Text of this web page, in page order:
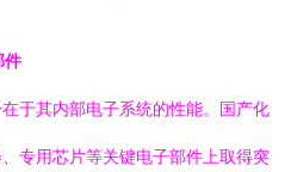
件
于其内部电子系统的性能。国产化
专用芯片等关键电子部件上取得突